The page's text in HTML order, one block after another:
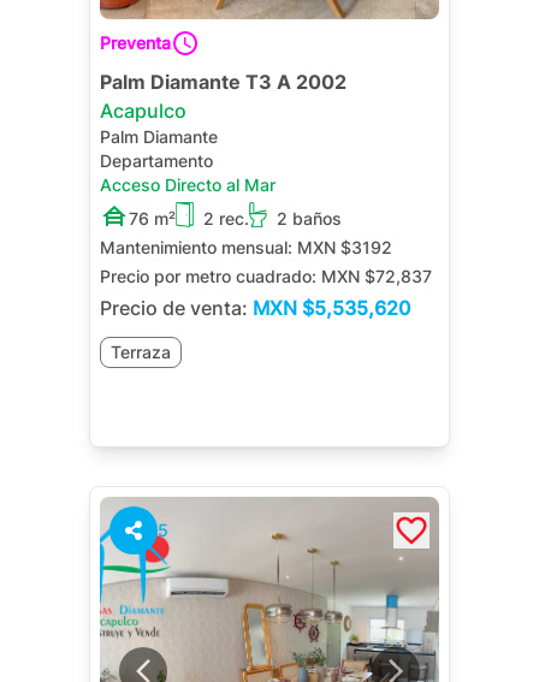
Preventa
Palm Diamante T3 A 2002
Acapulco
Palm Diamante
Departamento
Acceso Directo al Mar
76 m²
2 rec.
2 baños
Mantenimiento mensual: MXN $3192
Precio por metro cuadrado: MXN $72,837
Precio de venta: MXN $5,535,620
Terraza
5